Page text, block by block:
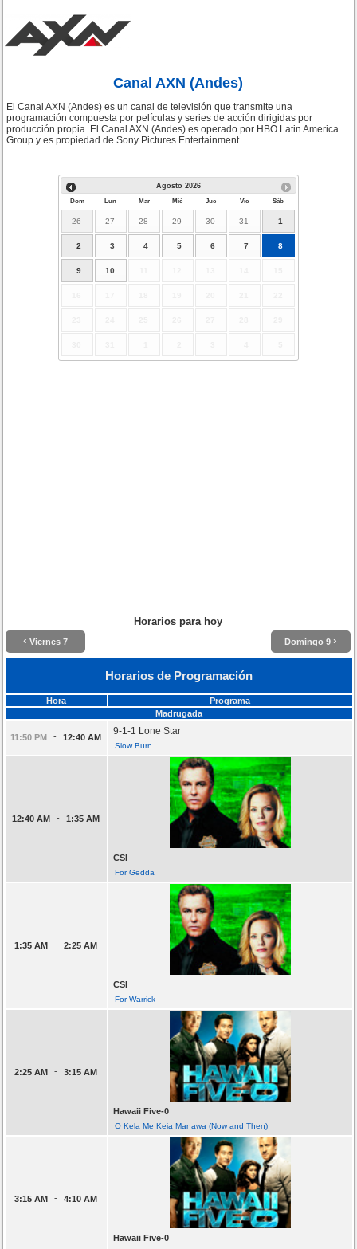
Canal AXN (Andes)
El Canal AXN (Andes) es un canal de televisión que transmite una
programación compuesta por películas y series de acción dirigidas por
producción propia. El Canal AXN (Andes) es operado por HBO Latin America
Group y es propiedad de Sony Pictures Entertainment.
Agosto 2026
Dom Lun Mar Mié Jue Vie Sáb
26 27 28 29 30 31 1
2 3 4 5 6 7 8
9 10
Horarios para hoy
‹ Viernes 7 Domingo 9 ›
Horarios de Programación
Hora
Programa
Madrugada
11:50 PM - 12:40 AM
9-1-1 Lone Star
Slow Burn
12:40 AM - 1:35 AM
CSI
For Gedda
1:35 AM - 2:25 AM
CSI
For Warrick
2:25 AM - 3:15 AM
Hawaii Five-0
O Kela Me Keia Manawa (Now and Then)
3:15 AM - 4:10 AM
Hawaii Five-0